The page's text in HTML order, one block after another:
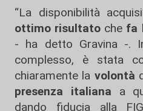
“La disponibilità
ottimo risultato che fa
- ha detto Gravina -.
complesso, è stata
chiaramente la volontà
presenza
italiana a
dando fiducia alla